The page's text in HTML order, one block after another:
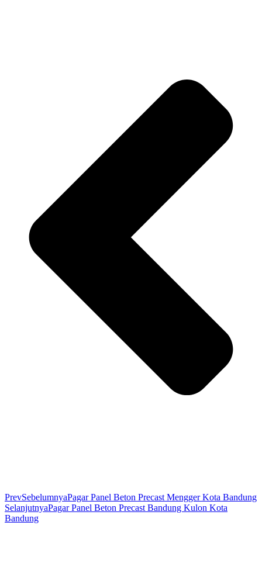
PrevSebelumnyaPagar Panel Beton Precast Mengger Kota Bandung
SelanjutnyaPagar Panel Beton Precast Bandung Kulon Kota
Bandung